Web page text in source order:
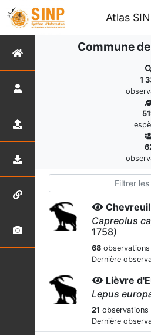
Atlas
Commune
1
Capreolus
1758)
68 observations
Dernière
Lièvre
Lepus
21 observations
Dernière